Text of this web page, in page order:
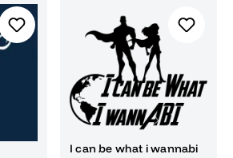
I can be what i wannabi